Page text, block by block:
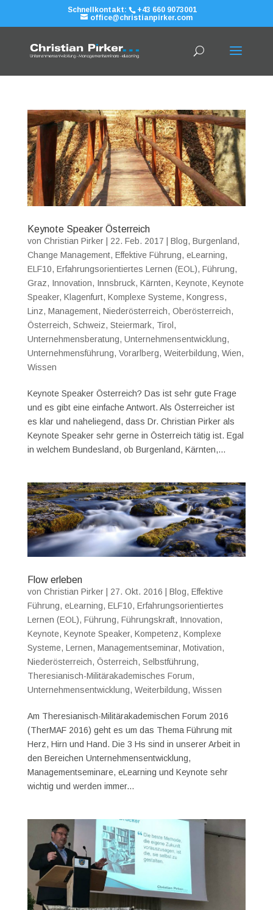
Schnellkontakt:
+43 660 9073001
office@christianpirker.com
Keynote Speaker Österreich
von Christian Pirker| 22. Feb. 2017 Blog, Burgenland,
Change Management, Effektive Führung, eLearning,
ELF10, Erfahrungsorientiertes Lernen (EOL), Führung,
Graz, Innovation, Innsbruck, Kärnten, Keynote, Keynote
Speaker, Klagenfurt, Komplexe Systeme, Kongress,
Linz, Management, Niederösterreich, Oberösterreich,
Österreich, Schweiz, Steiermark, Tirol ,
Unternehmensberatung, Unternehmensentwicklung,
Unternehmensführung, Vorarlberg, Weiterbildung, Wien,
Wissen
Keynote Speaker Österreich? Das ist sehr gute Frage
und es gibt eine einfache Antwort. Als Österreicher ist
es klar und naheliegend, dass Dr. Christian Pirker als
Keynote Speaker sehr gerne in Österreich tätig ist. Egal
in welchem Bundesland, ob Burgenland, Kärnten,...
Flow erleben
von Christian Pirker| 27. Okt. 2016 Blog, Effektive
Führung, eLearning, ELF10, Erfahrungsorientiertes
Lernen (EOL), Führung, Führungskraft, Innovation,
Keynote, Keynote Speaker, Kompetenz, Komplexe
Systeme, Lernen, Managementseminar, Motivation,
Niederösterreich, Österreich, Selbstführung,
Theresianisch-Militärakademisches Forum,
Unternehmensentwicklung, Weiterbildung, Wissen
Am Theresianisch-Militärakademischen Forum 2016
(TherMAF 2016) geht es um das Thema Führung mit
Herz, Hirn und Hand. Die 3 Hs sind in unserer Arbeit in
den Bereichen Unternehmensentwicklung,
Managementseminare, eLearning und Keynote sehr
wichtig und werden immer...